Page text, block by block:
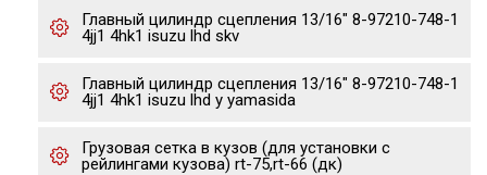
Главный цилиндр сцепления 13/16" 8-97210-748-1
4jj1 4hk1 isuzu lhd skv
Главный цилиндр сцепления 13/16" 8-97210-748-1
4jj1 4hk1 isuzu lhd y yamasida
Грузовая сетка в кузов (для установки с
рейлингами кузова) rt-75,rt-66 (дк)